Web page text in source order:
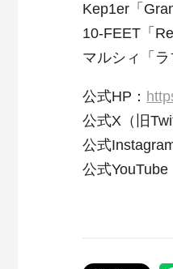
Kep1er「
10-FEET「Re
マルシィ「ラ
公式HP：
公式X（旧
公式
公式YouTube